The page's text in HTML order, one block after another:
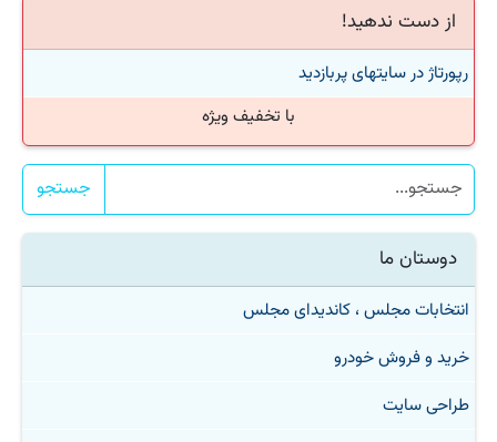
از دست ندهید!
رپورتاژ در سایتهای پربازدید
با تخفیف ویژه
جستجو
دوستان ما
انتخابات مجلس ، کاندیدای مجلس
خرید و فروش خودرو
طراحی سایت